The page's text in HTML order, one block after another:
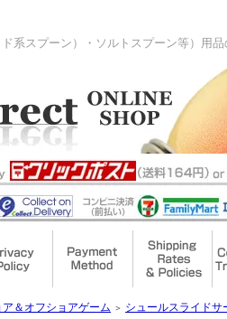
系スプーン）・ソルトスプーン等）用
ア＆オフショアゲーム ＞ シュールスライドサ